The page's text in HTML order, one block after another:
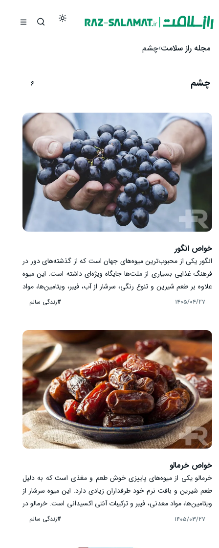
پرش به محتوا
مجله راز سلامت چشم
چشم 6
خواص انگور
انگور یکی از محبوب‌ترین میوه‌های جهان است که از گذشته‌های دور در
فرهنگ غذایی بسیاری از ملت‌ها جایگاه ویژه‌ای داشته است. این میوه
علاوه بر طعم شیرین و تنوع رنگی، سرشار از آب، فیبر، ویتامین‌ها، مواد
معدنی و ترکیبات گیاهی ارزشمند مانند پلی‌فنول‌ها، فلاونوئیدها و
می‌تواند به تأمین انرژی بدن، حفظ سلامت قلب، حمایت از عملکرد
طبیعی سلول‌ها و افزایش تنوع غذایی کمک کند.
۱۴۰۵/۰۴/۲۷ #زندگی سالم
خواص خرمالو
خرمالو یکی از میوه‌های پاییزی خوش ‌طعم و مغذی است که به دلیل
طعم شیرین و بافت نرم خود طرفداران زیادی دارد. این میوه سرشار از
ویتامین‌ها، مواد معدنی، فیبر و ترکیبات آنتی ‌اکسیدانی است. خرمالو در
بسیاری از رژیم ‌های غذایی سالم جایگاه ویژه‌ ای دارد و مصرف متعادل
۱۴۰۵/۰۳/۲۷ #زندگی سالم